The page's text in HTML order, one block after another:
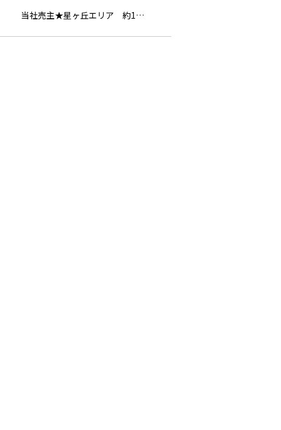
当社売主★星ヶ丘エリア 約1…